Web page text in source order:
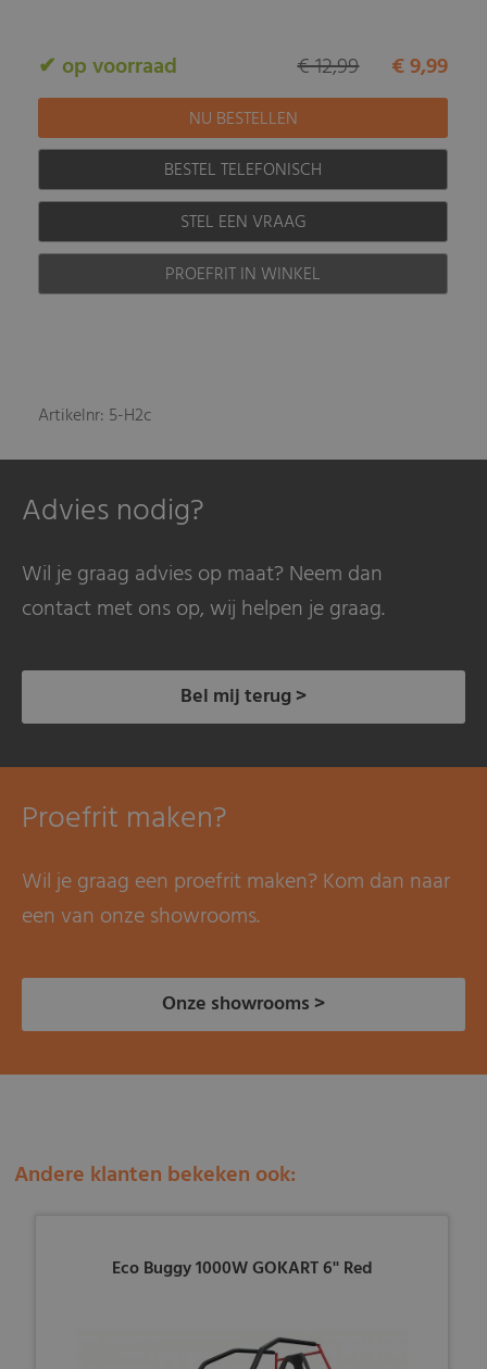
✔ op voorraad € 9,99
€ 12,99
BESTEL TELEFONISCH
STEL EEN VRAAG
PROEFRIT IN WINKEL
Artikelnr: 5-H2c
Advies nodig?
Wil je graag advies op maat? Neem dan
contact met ons op, wij helpen je graag.
Bel mij terug >
Proefrit maken?
Wil je graag een proefrit maken? Kom dan naar
een van onze showrooms.
Onze showrooms >
Andere klanten bekeken ook:
Eco Buggy 1000W GOKART 6'' Red